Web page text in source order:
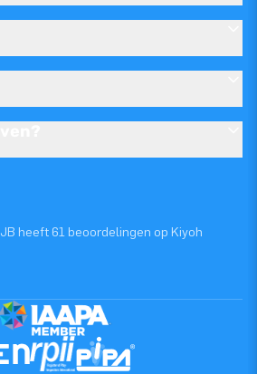
JB heeft 61 beoordelingen op Kiyoh